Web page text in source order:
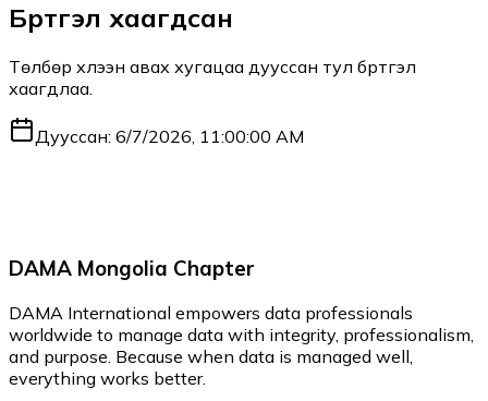
Бүртгэл хаагдсан
Төлбөр хүлээн авах хугацаа дууссан тул бүртгэл
хаагдлаа.
Дууссан: 6/7/2026, 11:00:00 AM
DAMA Mongolia Chapter
DAMA International empowers data professionals
worldwide to manage data with integrity, professionalism,
and purpose. Because when data is managed well,
everything works better.